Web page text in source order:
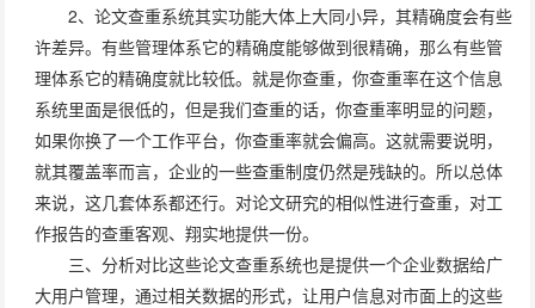
2、论文查重系统其实功能大体上大同小异，其精确度会有些
许差异。有些管理体系它的精确度能够做到很精确，那么有些管
理体系它的精确度就比较低。就是你查重，你查重率在这个信息
系统里面是很低的，但是我们查重的话，你查重率明显的问题，
如果你换了一个工作平台，你查重率就会偏高。这就需要说明，
就其覆盖率而言，企业的一些查重制度仍然是残缺的。所以总体
来说，这几套体系都还行。对论文研究的相似性进行查重，对工
作报告的查重客观、翔实地提供一份。
三、分析对比这些论文查重系统也是提供一个企业数据给广
大用户管理，通过相关数据的形式，让用户信息对市面上的这些